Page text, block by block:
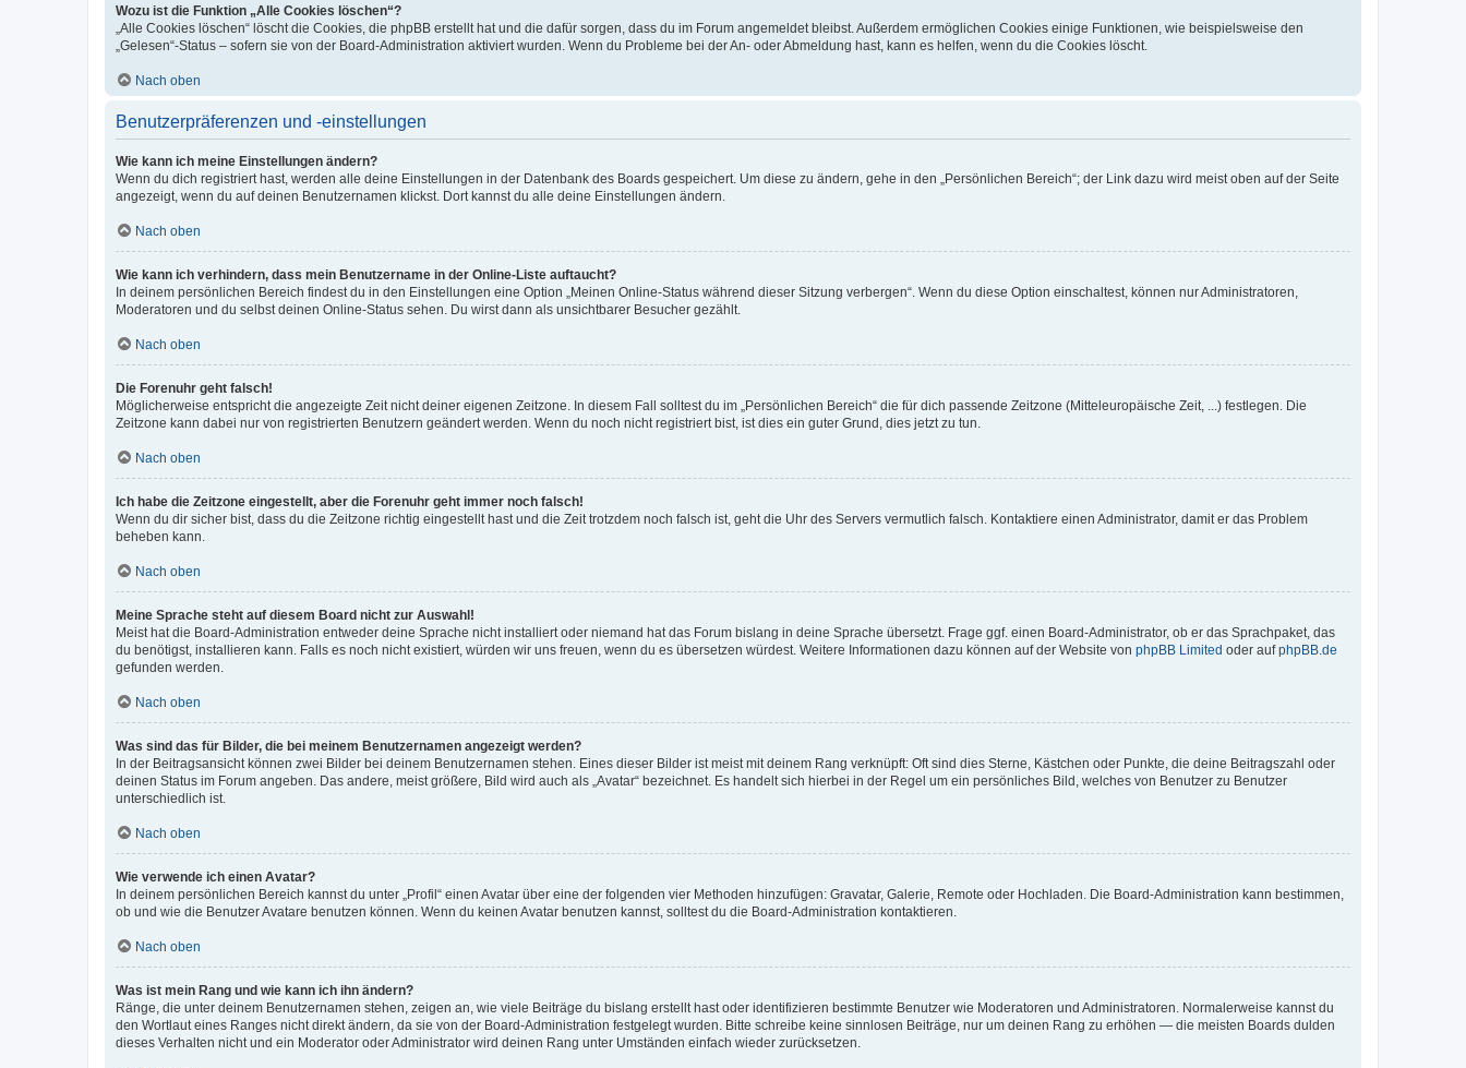
Wozu ist die Funktion „Alle Cookies löschen“?
„Alle Cookies löschen“ löscht die Cookies, die phpBB erstellt hat und die dafür sorgen, dass du im Forum angemeldet bleibst. Außerdem ermöglichen Cookies einige Funktionen, wie beispielsweise den
„Gelesen“-Status – sofern sie von der Board-Administration aktiviert wurden. Wenn du Probleme bei der An- oder Abmeldung hast, kann es helfen, wenn du die Cookies löscht.
Nach oben
Benutzerpräferenzen und -einstellungen
Wie kann ich meine Einstellungen ändern?
Wenn du dich registriert hast, werden alle deine Einstellungen in der Datenbank des Boards gespeichert. Um diese zu ändern, gehe in den „Persönlichen Bereich“; der Link dazu wird meist oben auf der Seite
angezeigt, wenn du auf deinen Benutzernamen klickst. Dort kannst du alle deine Einstellungen ändern.
Nach oben
Wie kann ich verhindern, dass mein Benutzername in der Online-Liste auftaucht?
In deinem persönlichen Bereich findest du in den Einstellungen eine Option „Meinen Online-Status während dieser Sitzung verbergen“. Wenn du diese Option einschaltest, können nur Administratoren,
Moderatoren und du selbst deinen Online-Status sehen. Du wirst dann als unsichtbarer Besucher gezählt.
Nach oben
Die Forenuhr geht falsch!
Möglicherweise entspricht die angezeigte Zeit nicht deiner eigenen Zeitzone. In diesem Fall solltest du im „Persönlichen Bereich“ die für dich passende Zeitzone (Mitteleuropäische Zeit, ...) festlegen. Die
Zeitzone kann dabei nur von registrierten Benutzern geändert werden. Wenn du noch nicht registriert bist, ist dies ein guter Grund, dies jetzt zu tun.
Nach oben
Ich habe die Zeitzone eingestellt, aber die Forenuhr geht immer noch falsch!
Wenn du dir sicher bist, dass du die Zeitzone richtig eingestellt hast und die Zeit trotzdem noch falsch ist, geht die Uhr des Servers vermutlich falsch. Kontaktiere einen Administrator, damit er das Problem
beheben kann.
Nach oben
Meine Sprache steht auf diesem Board nicht zur Auswahl!
Meist hat die Board-Administration entweder deine Sprache nicht installiert oder niemand hat das Forum bislang in deine Sprache übersetzt. Frage ggf. einen Board-Administrator, ob er das Sprachpaket, das
du benötigst, installieren kann. Falls es noch nicht existiert, würden wir uns freuen, wenn du es übersetzen würdest. Weitere Informationen dazu können auf der Website von phpBB Limited oder aufphpBB.de
gefunden werden.
Nach oben
Was sind das für Bilder, die bei meinem Benutzernamen angezeigt werden?
In der Beitragsansicht können zwei Bilder bei deinem Benutzernamen stehen. Eines dieser Bilder ist meist mit deinem Rang verknüpft: Oft sind dies Sterne, Kästchen oder Punkte, die deine Beitragszahl oder
deinen Status im Forum angeben. Das andere, meist größere, Bild wird auch als „Avatar“ bezeichnet. Es handelt sich hierbei in der Regel um ein persönliches Bild, welches von Benutzer zu Benutzer
unterschiedlich ist.
Nach oben
Wie verwende ich einen Avatar?
In deinem persönlichen Bereich kannst du unter „Profil“ einen Avatar über eine der folgenden vier Methoden hinzufügen: Gravatar, Galerie, Remote oder Hochladen. Die Board-Administration kann bestimmen,
ob und wie die Benutzer Avatare benutzen können. Wenn du keinen Avatar benutzen kannst, solltest du die Board-Administration kontaktieren.
Nach oben
Was ist mein Rang und wie kann ich ihn ändern?
Ränge, die unter deinem Benutzernamen stehen, zeigen an, wie viele Beiträge du bislang erstellt hast oder identifizieren bestimmte Benutzer wie Moderatoren und Administratoren. Normalerweise kannst du
den Wortlaut eines Ranges nicht direkt ändern, da sie von der Board-Administration festgelegt wurden. Bitte schreibe keine sinnlosen Beiträge, nur um deinen Rang zu erhöhen — die meisten Boards dulden
dieses Verhalten nicht und ein Moderator oder Administrator wird deinen Rang unter Umständen einfach wieder zurücksetzen.